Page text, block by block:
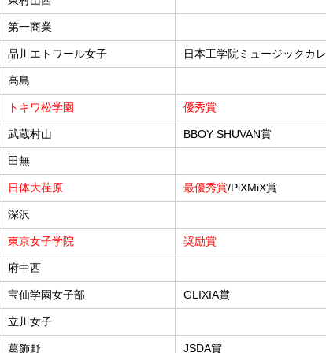
第一商業
品川エトワール女子 日本工学院ミュージックカ
高島
トキワ松学園 優秀賞
武蔵村山 BBOY SHUVAN賞
田無
日体大荏原 最優秀賞/PiXMiX賞
深沢
東京女子学院 奨励賞
府中西
宝仙学園女子部 GLIXIA賞
立川女子
葛飾野 JSDA賞